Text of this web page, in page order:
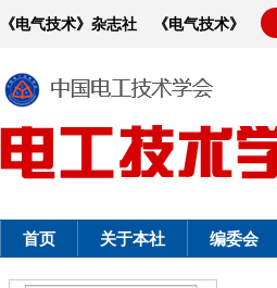
《电气技术》杂志社 《电气技术》
首页 关于本社 编委会